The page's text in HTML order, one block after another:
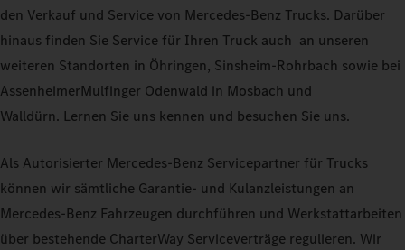
den Verkauf und Service von Mercedes-Benz Trucks. Darüber
hinaus finden Sie Service für Ihren Truck auch an unseren
weiteren Standorten in Öhringen, Sinsheim-Rohrbach sowie bei
AssenheimerMulfinger Odenwald in Mosbach und
Walldürn. Lernen Sie uns kennen und besuchen Sie uns.
Als Autorisierter Mercedes-Benz Servicepartner für Trucks
können wir sämtliche Garantie- und Kulanzleistungen an
Mercedes-Benz Fahrzeugen durchführen und Werkstattarbeiten
über bestehende CharterWay Serviceverträge regulieren. Wir